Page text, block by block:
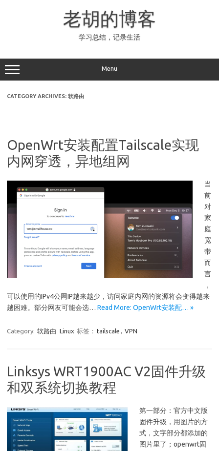
老胡的博客
学习总结，记录生活
Menu
CATEGORY ARCHIVES: 软路由
OpenWrt安装配置Tailscale实现
内网穿透，异地组网
当
前
对
家
庭
宽
带
而
言
，
可以使用的IPv4公网IP越来越少，访问家庭内网的资源将会变得越来
越困难。部分网友可能会选… Read More: OpenWrt安装配… »
Category: 软路由 Linux 标签： tailscale , VPN
Linksys WRT1900AC V2固件升级
和双系统切换教程
第一部分：官方中文版
固件升级，用图片的方
式，文字部分都添加的
图片里了；openwrt固